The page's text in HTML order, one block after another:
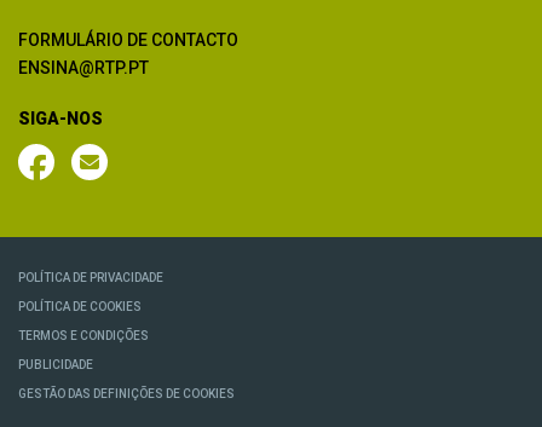
FORMULÁRIO DE CONTACTO
ENSINA@RTP.PT
SIGA-NOS
POLÍTICA DE PRIVACIDADE
POLÍTICA DE COOKIES
TERMOS E CONDIÇÕES
PUBLICIDADE
GESTÃO DAS DEFINIÇÕES DE COOKIES